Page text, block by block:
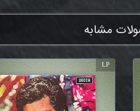
مشابه
LP